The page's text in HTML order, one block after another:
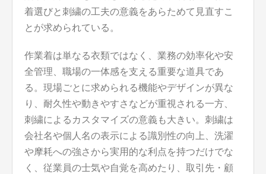
着選びと刺繍の工夫の意義をあらためて見直すこ
とが求められている。
作業着は単なる衣類ではなく、業務の効率化や安
全管理、職場の一体感を支える重要な道具であ
る。現場ごとに求められる機能やデザインが異な
り、耐久性や動きやすさなどが重視される一方、
刺繍によるカスタマイズの意義も大きい。刺繍は
会社名や個人名の表示による識別性の向上、洗濯
や摩耗への強さから実用的な利点を持つだけでな
く、従業員の士気や自覚を高めたり、取引先・顧